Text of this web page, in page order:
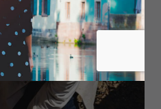
été retrouvés au même
ne s’agit pas du premier
dans la mesure où les
au même moment.